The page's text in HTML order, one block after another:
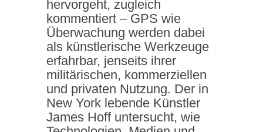
hervorgeht, zugleich
kommentiert – GPS wie
Überwachung werden dabei
als künstlerische Werkzeuge
erfahrbar, jenseits ihrer
militärischen, kommerziellen
und privaten Nutzung. Der in
New York lebende Künstler
James Hoff untersucht, wie